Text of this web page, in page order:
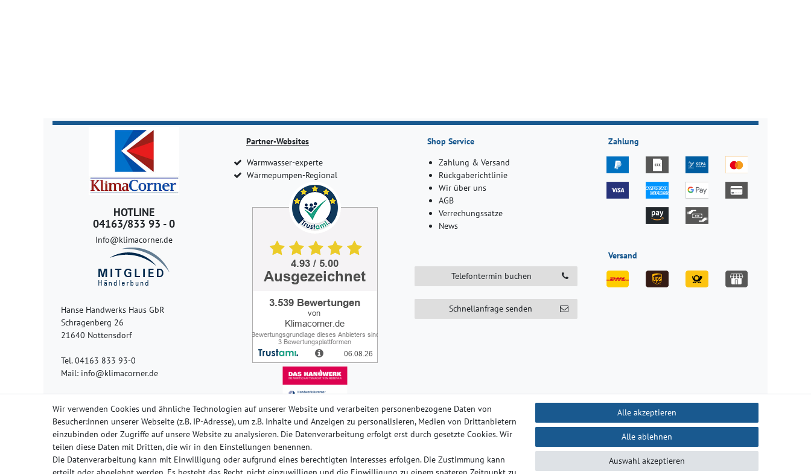
HOTLINE
04163/833 93 - 0
Info@klimacorner.de
Hanse Handwerks Haus GbR
Schragenberg 26
21640 Nottensdorf
Tel. 04163 833 93-0
Mail: info@klimacorner.de
Partner-Websites
Warmwasser-experte
Wärmepumpen-Regional
Shop Service
Zahlung & Versand
Rückgaberichtlinie
Wir über uns
AGB
Verrechungssätze
News
Telefontermin buchen
Schnellanfrage senden
Zahlung
Versand
Impressum Daten­schutz­erklärung AGB Barrierefreiheitserklärung Widerrufs­recht
Wir verwenden Cookies und ähnliche Technologien auf unserer Website und verarbeiten personenbezogene Daten von
Besucher:innen unserer Webseite (z.B. IP-Adresse), um z.B. Inhalte und Anzeigen zu personalisieren, Medien von Drittanbietern
einzubinden oder Zugriffe auf unsere Website zu analysieren. Die Datenverarbeitung erfolgt erst durch gesetzte Cookies. Wir
teilen diese Daten mit Dritten, die wir in den Einstellungen benennen.
Die Datenverarbeitung kann mit Einwilligung oder aufgrund eines berechtigten Interesses erfolgen. Die Zustimmung kann
Alle akzeptieren
Alle ablehnen
Auswahl akzeptieren